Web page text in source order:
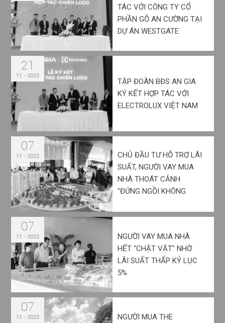
TÁC VỚI CÔNG TY CỔ
PHẦN GỖ AN CƯỜNG TẠI
DỰ ÁN WESTGATE
21
11 - 2022
TẬP ĐOÀN BĐS AN GIA
KÝ KẾT HỢP TÁC VỚI
ELECTROLUX VIỆT NAM
07
11 - 2022
CHỦ ĐẦU TƯ HỖ TRỢ LÃI
SUẤT, NGƯỜI VAY MUA
NHÀ THOÁT CẢNH
"ĐỨNG NGỒI KHÔNG
07
11 - 2022
NGƯỜI VAY MUA NHÀ
HẾT "CHẬT VẬT" NHỜ
LÃI SUẤT THẤP KỶ LỤC
5%
07
11 - 2022
NGƯỜI MUA THE